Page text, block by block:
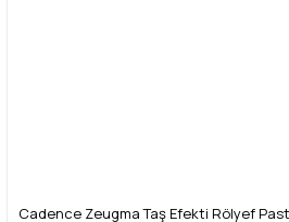
Cadence Zeugma Taş Efekti Rölyef